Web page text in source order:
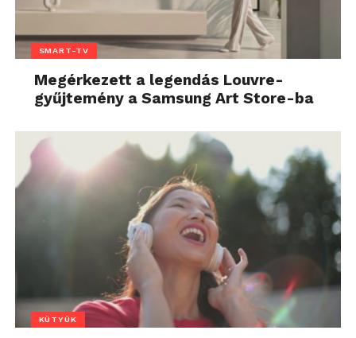
SMART-TV
Megérkezett a legendás Louvre-
gyűjtemény a Samsung Art Store-ba
KÜTYÜK